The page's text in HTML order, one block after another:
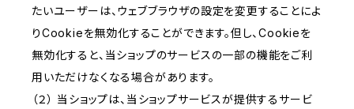
たいユーザーは、ウェブブラウザの設定を変更することによ
りCookieを無効化することができます。但し、Cookieを
無効化すると、当ショップのサービスの一部の機能をご利
用いただけなくなる場合があります。
（２） 当ショップは、当ショップサービスが提供するサービ